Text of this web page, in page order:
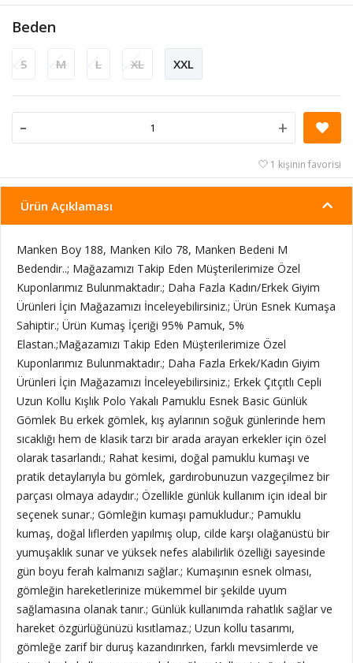
Beden
S M L XL XXL
- +
1 kişinin favorisi
Ürün Açıklaması
Manken Boy 188, Manken Kilo 78, Manken Bedeni M
Bedendir..; Mağazamızı Takip Eden Müşterilerimize Özel
Kuponlarımız Bulunmaktadır.; Daha Fazla Kadın/Erkek Giyim
Ürünleri İçin Mağazamızı İnceleyebilirsiniz.; Ürün Esnek Kumaşa
Sahiptir.; Ürün Kumaş İçeriği 95% Pamuk, 5%
Elastan.;Mağazamızı Takip Eden Müşterilerimize Özel
Kuponlarımız Bulunmaktadır.; Daha Fazla Erkek/Kadın Giyim
Ürünleri İçin Mağazamızı İnceleyebilirsiniz.; Erkek Çıtçıtlı Cepli
Uzun Kollu Kışlık Polo Yakalı Pamuklu Esnek Basic Günlük
Gömlek Bu erkek gömlek, kış aylarının soğuk günlerinde hem
sıcaklığı hem de klasik tarzı bir arada arayan erkekler için özel
olarak tasarlandı.; Rahat kesimi, doğal pamuklu kumaşı ve
pratik detaylarıyla bu gömlek, gardırobunuzun vazgeçilmez bir
parçası olmaya adaydır.; Özellikle günlük kullanım için ideal bir
seçenek sunar.; Gömleğin kumaşı pamukludur.; Pamuklu
kumaş, doğal liflerden yapılmış olup, cilde karşı olağanüstü bir
yumuşaklık sunar ve yüksek nefes alabilirlik özelliği sayesinde
gün boyu ferah kalmanızı sağlar.; Kumaşının esnek olması,
gömleğin hareketlerinize mükemmel bir şekilde uyum
sağlamasına olanak tanır.; Günlük kullanımda rahatlık sağlar ve
hareket özgürlüğünüzü kısıtlamaz.; Uzun kollu tasarımı,
gömleğe zarif bir duruş kazandırırken, farklı mevsimlerde ve